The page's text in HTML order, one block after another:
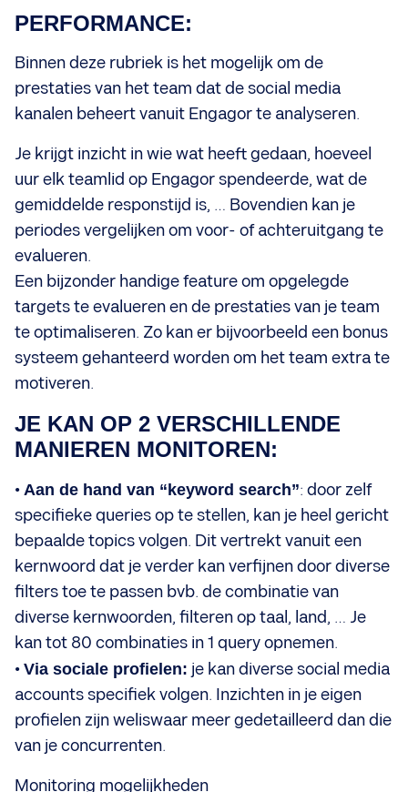
PERFORMANCE:
Binnen deze rubriek is het mogelijk om de
prestaties van het team dat de social media
kanalen beheert vanuit Engagor te analyseren.
Je krijgt inzicht in wie wat heeft gedaan, hoeveel
uur elk teamlid op Engagor spendeerde, wat de
gemiddelde responstijd is, … Bovendien kan je
periodes vergelijken om voor- of achteruitgang te
evalueren.
Een bijzonder handige feature om opgelegde
targets te evalueren en de prestaties van je team
te optimaliseren. Zo kan er bijvoorbeeld een bonus
systeem gehanteerd worden om het team extra te
motiveren.
JE KAN OP 2 VERSCHILLENDE
MANIEREN MONITOREN:
• Aan de hand van “keyword search”: door zelf
specifieke queries op te stellen, kan je heel gericht
bepaalde topics volgen. Dit vertrekt vanuit een
kernwoord dat je verder kan verfijnen door diverse
filters toe te passen bvb. de combinatie van
diverse kernwoorden, filteren op taal, land, … Je
kan tot 80 combinaties in 1 query opnemen.
• Via sociale profielen: je kan diverse social media
accounts specifiek volgen. Inzichten in je eigen
profielen zijn weliswaar meer gedetailleerd dan die
van je concurrenten.
Monitoring mogelijkheden